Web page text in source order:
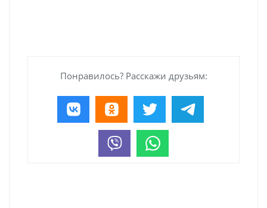
Понравилось? Расскажи друзьям: